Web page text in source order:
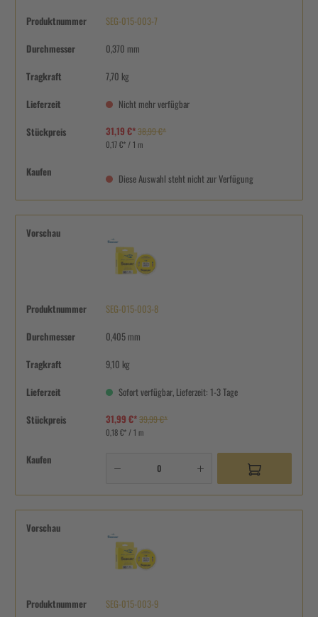
Produktnummer SEG-015-003-7
Durchmesser 0,370 mm
Tragkraft 7,70 kg
Lieferzeit Nicht mehr verfügbar
Stückpreis 31,19 €*38,99 €*
0,17 €* / 1 m
Kaufen
Diese Auswahl steht nicht zur Verfügung
Vorschau
Produktnummer SEG-015-003-8
Durchmesser 0,405 mm
Tragkraft 9,10 kg
Lieferzeit Sofort verfügbar, Lieferzeit: 1-3 Tage
Stückpreis 31,99 €*39,99 €*
0,18 €* / 1 m
Kaufen
Vorschau
Produktnummer SEG-015-003-9